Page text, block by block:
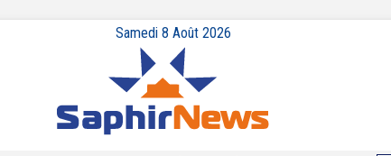
Samedi 8 Août 2026